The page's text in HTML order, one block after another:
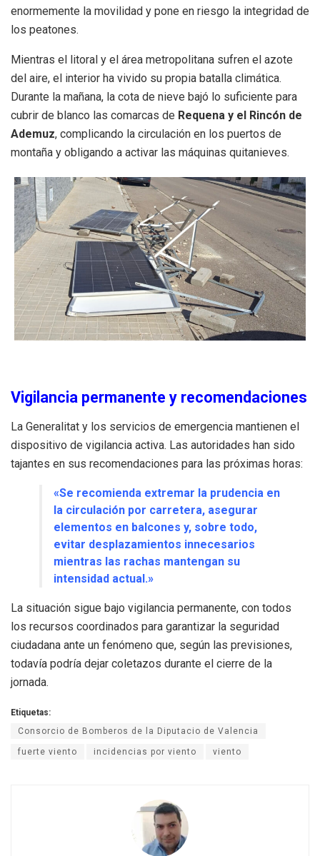
enormemente la movilidad y pone en riesgo la integridad de
los peatones.
Mientras el litoral y el área metropolitana sufren el azote
del aire, el interior ha vivido su propia batalla climática.
Durante la mañana, la cota de nieve bajó lo suficiente para
cubrir de blanco las comarcas de Requena y el Rincón de
Ademuz, complicando la circulación en los puertos de
montaña y obligando a activar las máquinas quitanieves.
Vigilancia permanente y recomendaciones
La Generalitat y los servicios de emergencia mantienen el
dispositivo de vigilancia activa. Las autoridades han sido
tajantes en sus recomendaciones para las próximas horas:
«Se recomienda extremar la prudencia en
la circulación por carretera, asegurar
elementos en balcones y, sobre todo,
evitar desplazamientos innecesarios
mientras las rachas mantengan su
intensidad actual.»
La situación sigue bajo vigilancia permanente, con todos
los recursos coordinados para garantizar la seguridad
ciudadana ante un fenómeno que, según las previsiones,
todavía podría dejar coletazos durante el cierre de la
jornada.
Etiquetas:
Consorcio de Bomberos de la Diputacio de Valencia
fuerte viento incidencias por viento viento